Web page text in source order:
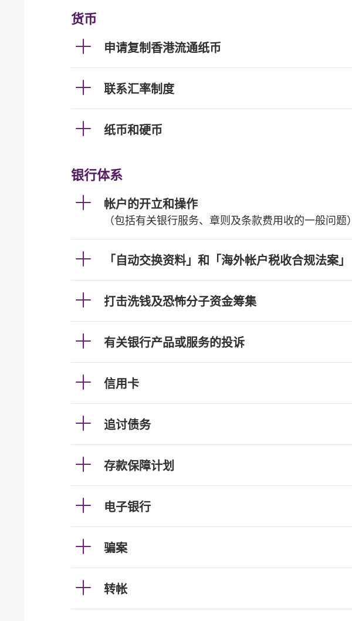
货币
申请复制香港流通纸币
联系汇率制度
纸币和硬币
银行体系
帐户的开立和操作
（包括有关银行服务、章则及条款费用收的一般问题）
「自动交换资料」和「海外帐户税收合规法案」
打击洗钱及恐怖分子资金筹集
有关银行产品或服务的投诉
信用卡
追讨债务
存款保障计划
电子银行
骗案
转帐